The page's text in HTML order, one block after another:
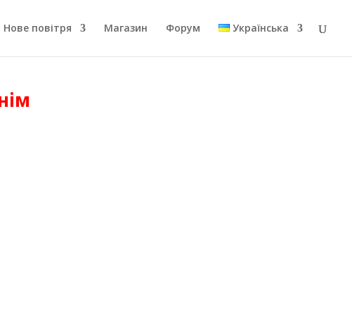
Нове повітря Магазин Форум Українська